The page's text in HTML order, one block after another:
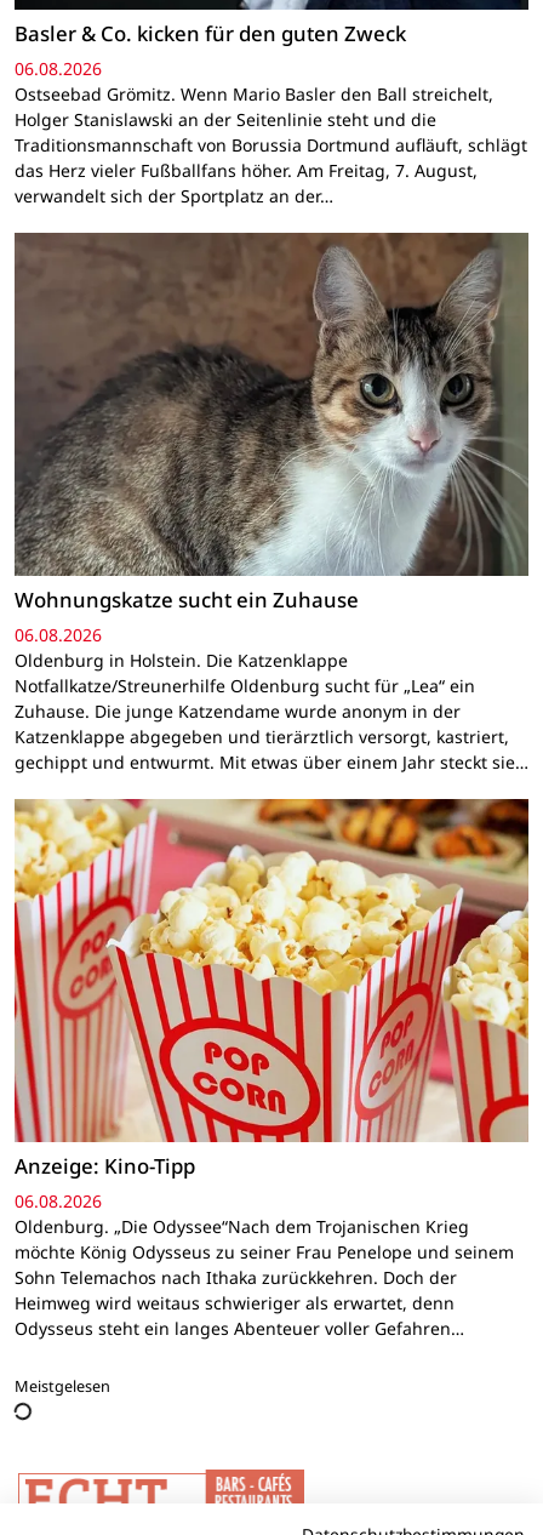
Basler & Co. kicken für den guten Zweck
06.08.2026
Ostseebad Grömitz. Wenn Mario Basler den Ball streichelt,
Holger Stanislawski an der Seitenlinie steht und die
Traditionsmannschaft von Borussia Dortmund aufläuft, schlägt
das Herz vieler Fußballfans höher. Am Freitag, 7. August,
verwandelt sich der Sportplatz an der…
Wohnungskatze sucht ein Zuhause
06.08.2026
Oldenburg in Holstein. Die Katzenklappe
Notfallkatze/Streunerhilfe Oldenburg sucht für „Lea“ ein
Zuhause. Die junge Katzendame wurde anonym in der
Katzenklappe abgegeben und tierärztlich versorgt, kastriert,
gechippt und entwurmt. Mit etwas über einem Jahr steckt sie…
Anzeige: Kino-Tipp
06.08.2026
Oldenburg. „Die Odyssee“Nach dem Trojanischen Krieg
möchte König Odysseus zu seiner Frau Penelope und seinem
Sohn Telemachos nach Ithaka zurückkehren. Doch der
Heimweg wird weitaus schwieriger als erwartet, denn
Odysseus steht ein langes Abenteuer voller Gefahren…
Meistgelesen